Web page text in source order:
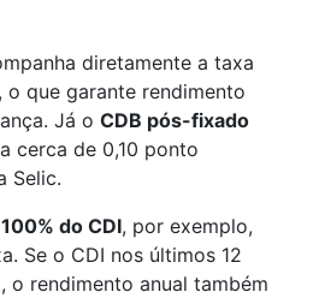
diretamente a taxa
o que garante rendimento
Já o CDB pós-fixado
cerca de 0,10 ponto
Selic.
do CDI, por exemplo,
Se o CDI nos últimos 12
o rendimento anual também